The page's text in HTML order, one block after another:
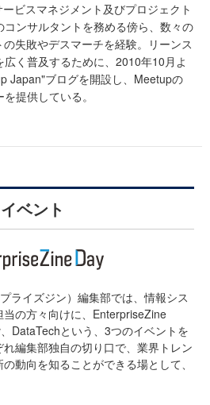
ビスマネジメント及びプロジェクト
コンサルタントを務める傍ら、数々の
失敗やデスマーチを経験。リーンス
広く普及するために、2010年10月よ
Japan"ブログを開設し、Meetupの
提供している。
イベント
ライズジン）編集部では、情報シス
の方々向けに、EnterpriseZine
DataTechという、3つのイベントを
編集部独自の切り口で、業界トレン
動向を知ることができる場として、